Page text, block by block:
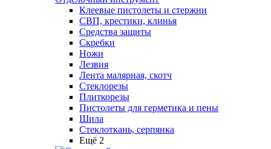
Клеевые пистолеты и стержни
СВП, крестики, клинья
Средства защиты
Скребки
Ножи
Лезвия
Лента малярная, скотч
Стеклорезы
Плиткорезы
Пистолеты для герметика и пены
Шила
Стеклоткань, серпянка
Ещё 2